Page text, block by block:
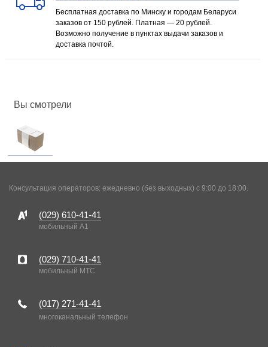
Бесплатная доставка по Минску и городам Беларуси
заказов от 150 рублей. Платная — 20 рублей.
Возможно получение в пунктах выдачи заказов и
доставка почтой.
Вы смотрели
Консультация операторов: ежедневно (без выходных) с 9:00 до 18:00.
(029) 610-41-41
мобильный A1
(029) 710-41-41
мобильный MTC
(017) 271-41-41
многоканальный телефон